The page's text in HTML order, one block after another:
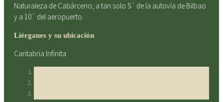
Naturaleza de Cabárceno; a tan solo 5´ de la autovía de Bilbao
y a 10´ del aeropuerto.
Liérganes y su ubicación
Cantabria Infinita